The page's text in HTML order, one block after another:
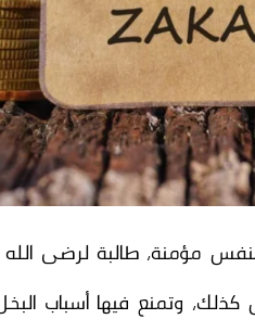
مؤمنة، طالبة لرضى
وتمنع فيها أسباب البخل